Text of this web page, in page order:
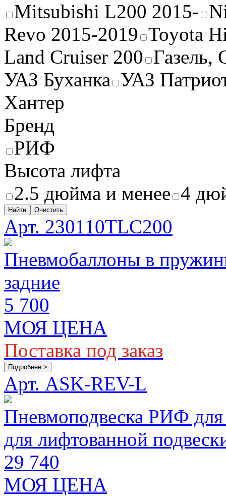
Mitsubishi L200 2015-
Revo 2015-2019 Toyota
Land Cruiser 200 Газель,
УАЗ Буханка УАЗ
Хантер
Бренд
РИФ
Высота лифта
2.5 дюйма и менее 4
Найти Очистить
Арт. 230110TLC200
Пневмобаллоны в
задние
5 700
МОЯ ЦЕНА
Поставка под заказ
Подробнее >
Арт. ASK-REV-L
Пневмоподвеска РИФ
для лифтованной
29 740
МОЯ ЦЕНА